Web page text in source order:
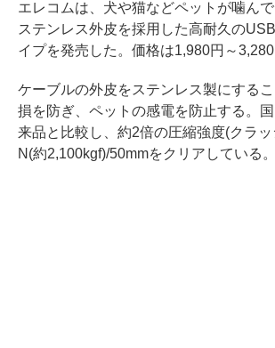
エレコムは、犬や猫などペットが噛ん
ステンレス外皮を採用した高耐久の
イプを発売した。価格は1,980円～3,280
ケーブルの外皮をステンレス製にする
損を防ぎ、ペットの感電を防止する。
来品と比較し、約2倍の圧縮強度(クラ
N(約2,100kgf)/50mmをクリアしている。